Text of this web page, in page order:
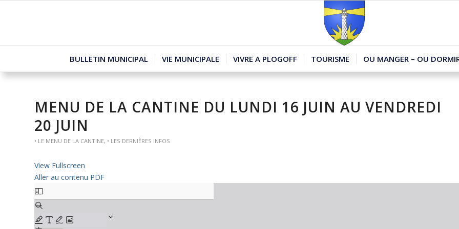
BULLETIN MUNICIPAL VIE MUNICIPALE VIVRE A PLOGOFF TOURISME OU MANGER – OU
MENU DE LA CANTINE DU LUNDI 16 JUIN AU VENDREDI
20 JUIN
• LE MENU DE LA CANTINE, • LES DERNIÈRES INFOS
View Fullscreen
Aller au contenu PDF